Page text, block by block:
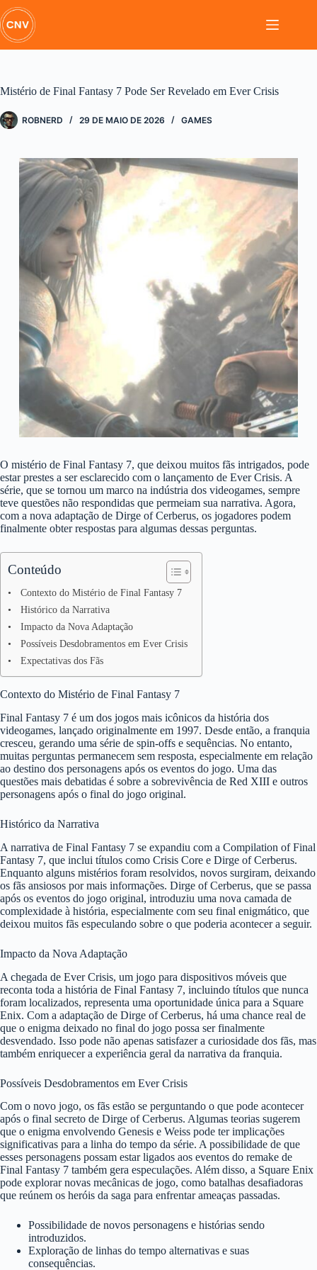
Pular
para
o
conteúdo
Mistério de Final Fantasy 7 Pode Ser Revelado em Ever Crisis
ROBNERD 29 DE MAIO DE 2026 GAMES
O mistério de Final Fantasy 7, que deixou muitos fãs intrigados, pode
estar prestes a ser esclarecido com o lançamento de Ever Crisis. A
série, que se tornou um marco na indústria dos videogames, sempre
teve questões não respondidas que permeiam sua narrativa. Agora,
com a nova adaptação de Dirge of Cerberus, os jogadores podem
finalmente obter respostas para algumas dessas perguntas.
Conteúdo
Contexto do Mistério de Final Fantasy 7
Histórico da Narrativa
Impacto da Nova Adaptação
Possíveis Desdobramentos em Ever Crisis
Expectativas dos Fãs
Contexto do Mistério de Final Fantasy 7
Final Fantasy 7 é um dos jogos mais icônicos da história dos
videogames, lançado originalmente em 1997. Desde então, a franquia
cresceu, gerando uma série de spin-offs e sequências. No entanto,
muitas perguntas permanecem sem resposta, especialmente em relação
ao destino dos personagens após os eventos do jogo. Uma das
questões mais debatidas é sobre a sobrevivência de Red XIII e outros
personagens após o final do jogo original.
Histórico da Narrativa
A narrativa de Final Fantasy 7 se expandiu com a Compilation of Final
Fantasy 7, que inclui títulos como Crisis Core e Dirge of Cerberus.
Enquanto alguns mistérios foram resolvidos, novos surgiram, deixando
os fãs ansiosos por mais informações. Dirge of Cerberus, que se passa
após os eventos do jogo original, introduziu uma nova camada de
complexidade à história, especialmente com seu final enigmático, que
deixou muitos fãs especulando sobre o que poderia acontecer a seguir.
Impacto da Nova Adaptação
A chegada de Ever Crisis, um jogo para dispositivos móveis que
reconta toda a história de Final Fantasy 7, incluindo títulos que nunca
foram localizados, representa uma oportunidade única para a Square
Enix. Com a adaptação de Dirge of Cerberus, há uma chance real de
que o enigma deixado no final do jogo possa ser finalmente
desvendado. Isso pode não apenas satisfazer a curiosidade dos fãs, mas
também enriquecer a experiência geral da narrativa da franquia.
Possíveis Desdobramentos em Ever Crisis
Com o novo jogo, os fãs estão se perguntando o que pode acontecer
após o final secreto de Dirge of Cerberus. Algumas teorias sugerem
que o enigma envolvendo Genesis e Weiss pode ter implicações
significativas para a linha do tempo da série. A possibilidade de que
esses personagens possam estar ligados aos eventos do remake de
Final Fantasy 7 também gera especulações. Além disso, a Square Enix
pode explorar novas mecânicas de jogo, como batalhas desafiadoras
que reúnem os heróis da saga para enfrentar ameaças passadas.
Possibilidade de novos personagens e histórias sendo
introduzidos.
Exploração de linhas do tempo alternativas e suas
consequências.